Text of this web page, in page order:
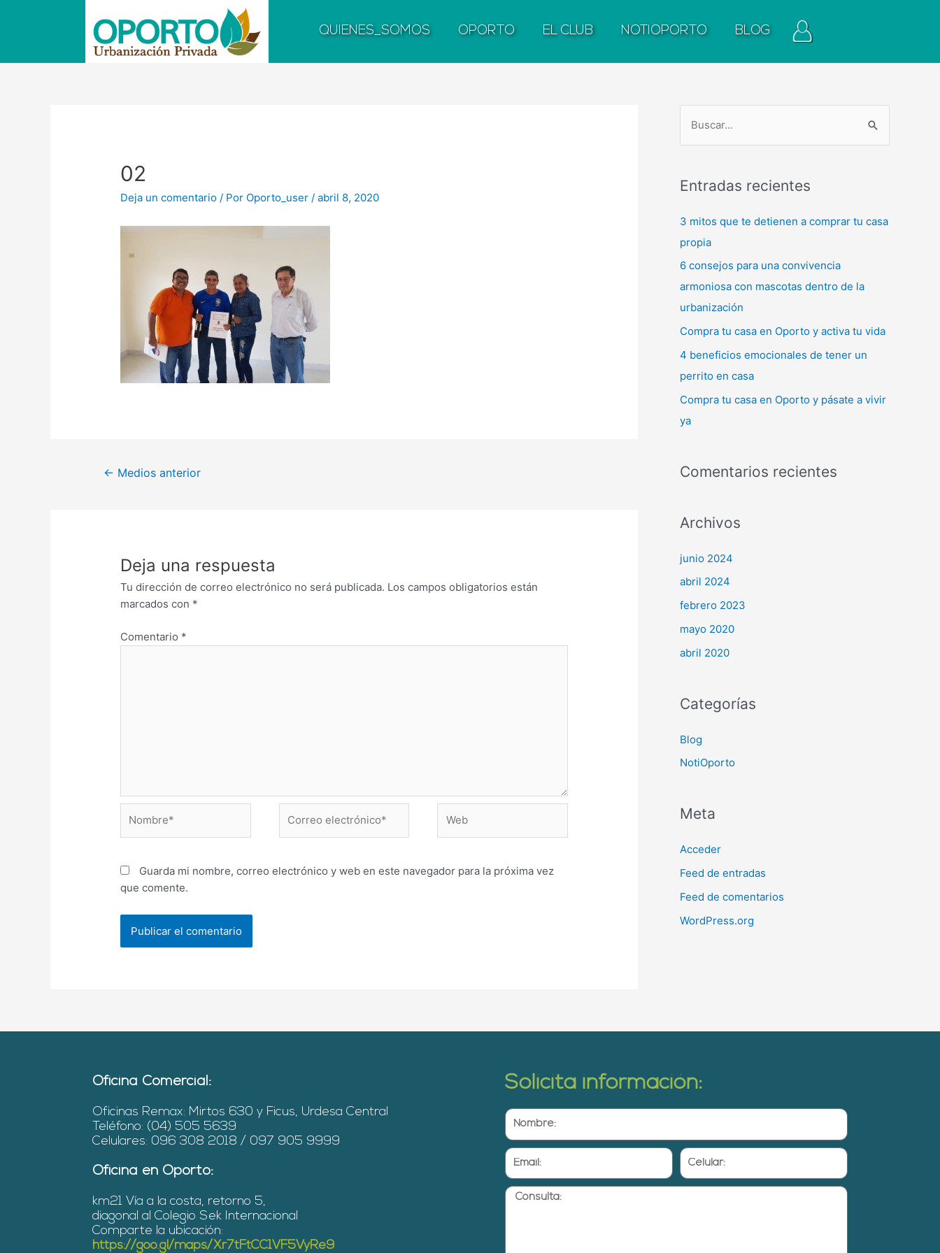
QUIENES_SOMOS OPORTO EL CLUB NOTIOPORTO BLOG
02
Deja un comentario / Por Oporto_user /abril 8, 2020
← Medios anterior
Deja una respuesta
Tu dirección de correo electrónico no será publicada. Los campos obligatorios están
marcados con *
Comentario *
electrónico*
Guarda mi nombre, correo electrónico y web en este navegador para la próxima vez
que comente.
u
c
o
r
Entradas recientes
3 mitos que te detienen a comprar tu casa
propia
6 consejos para una convivencia
armoniosa con mascotas dentro de la
urbanización
Compra tu casa en Oporto y activa tu vida
4 beneficios emocionales de tener un
perrito en casa
Compra tu casa en Oporto y pásate a vivir
ya
Comentarios recientes
Archivos
junio 2024
abril 2024
febrero 2023
mayo 2020
abril 2020
Categorías
Blog
NotiOporto
Meta
Acceder
Feed de entradas
Feed de comentarios
WordPress.org
Oficina Comercial:
Oficinas Remax: Mirtos 630 y Ficus, Urdesa Central
Teléfono: (04) 505 5639
Celulares: 096 308 2018 / 097 905 9999
Oficina en Oporto:
km21 Vía a la costa, retorno 5,
diagonal al Colegio Sek Internacional
Comparte la ubicación:
https://goo.gl/maps/Xr7tFtCC1VF5VyRe9
Solicita información:
Nombre:
Email: Celular:
Consulta: